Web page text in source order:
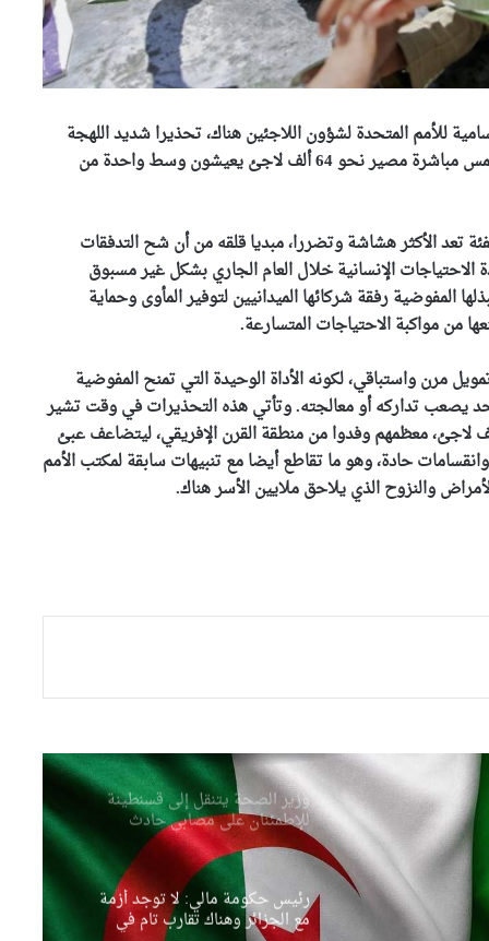
للأمم المتحدة لشؤون اللاجئين هناك، تحذيرا شديد اللهجة
عبر منصة “إكس”، مؤكدا أن تقليص الدعم المالي بات يمس مباشرة مصير نحو 64 ألف لاجئ يعيشون وسط واحدة من
تعد الأكثر هشاشة وتضررا، مبديا قلقه من أن شح التدفقات
الإنسانية خلال العام الجاري بشكل غير مسبوق
المفوضية رفقة شركائها الميدانيين لتوفير المأوى وحماية
من مواكبة الاحتياجات المتسارعة.
مرن واستباقي، لكونه الأداة الوحيدة التي تمنح المفوضية
حد يصعب تداركه أو معالجته. وتأتي هذه التحذيرات في وقت تشير
الرسمية إلى استضافة اليمن لحوالي 100 ألف لاجئ، معظمهم وفدوا من منطقة القرن الإفريقي، ليتضاعف عبئ
حادة، وهو ما تقاطع أيضا مع تنبيهات سابقة لمكتب الأمم
والنزوح الذي يلاحق ملايين الأسر هناك.
بريطانيا تستثمر ملياري جنيه في
نظام تدريب عسكري شبيه بلعبة
رئيس الجمهورية يعزي عائلة
الشيخ سعيد الحاج محمد بن
إبراهيم “كعباش”
بتوجيهات من وزير الداخلية
الحالة الصحية للمجاهدة زهية
وزير الري يؤكد من باتنة أن
وزير الصحة يتنقل إلى قسنطينة
للإطمئنان على مصابي حادث
انقلاب حافلة
رئيس حكومة مالي: لا توجد أزمة
مع الجزائر وهناك تقارب تام في